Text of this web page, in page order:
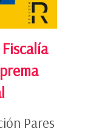
Pares